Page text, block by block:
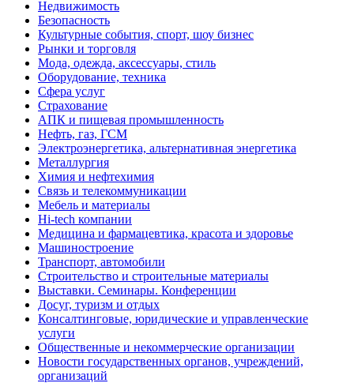
Недвижимость
Безопасность
Культурные события, спорт, шоу бизнес
Рынки и торговля
Мода, одежда, аксессуары, стиль
Оборудование, техника
Сфера услуг
Страхование
АПК и пищевая промышленность
Нефть, газ, ГСМ
Электроэнергетика, альтернативная энергетика
Металлургия
Химия и нефтехимия
Связь и телекоммуникации
Мебель и материалы
Hi-tech компании
Медицина и фармацевтика, красота и здоровье
Машиностроение
Транспорт, автомобили
Строительство и строительные материалы
Выставки. Семинары. Конференции
Досуг, туризм и отдых
Консалтинговые, юридические и управленческие
услуги
Общественные и некоммерческие организации
Новости государственных органов, учреждений,
организаций